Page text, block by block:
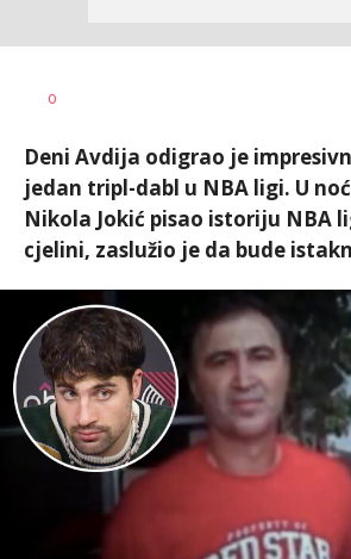
AUTOR
0
Deni Avdija odigrao je
jedan tripl-dabl u NBA ligi. U
Nikola Jokić pisao istoriju NBA
cjelini, zaslužio je da bude